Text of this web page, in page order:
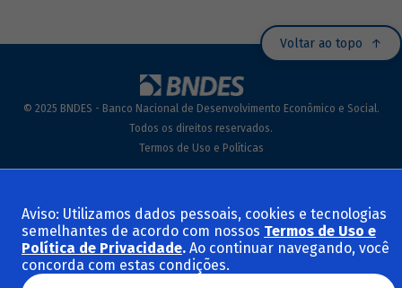
Voltar ao topo
© 2025 BNDES - Banco Nacional de Desenvolvimento Econômico e Social.
Todos os direitos reservados.
Termos de Uso e Políticas
Aviso: Utilizamos dados pessoais, cookies e tecnologias
semelhantes de acordo com nossos Termos de Uso e
Política de Privacidade. Ao continuar navegando, você
concorda com estas condições.